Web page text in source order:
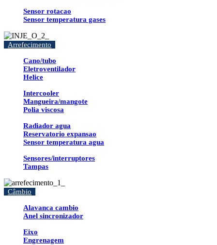
Sensor rotacao
Sensor temperatura gases
Arrefecimento
Cano/tubo
Eletroventilador
Helice
Intercooler
Mangueira/mangote
Polia viscosa
Radiador agua
Reservatorio expansao
Sensor temperatura agua
Sensores/interruptores
Tampas
Câmbio
Alavanca cambio
Anel sincronizador
Eixo
Engrenagem